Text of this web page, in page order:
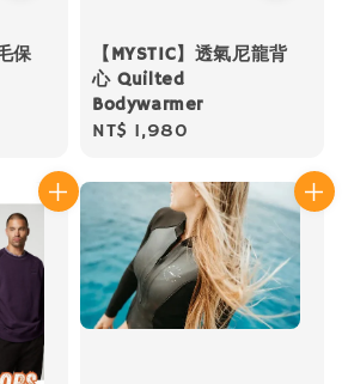
保
【MYSTIC】透氣尼龍背
心 Quilted
Bodywarmer
Regular
NT$ 1,980